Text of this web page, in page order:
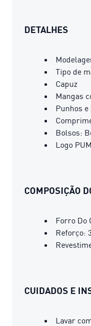
DETALHES
Tipo de
Capuz
Mangas
Punhos
Bolsos:
Logo
COMPOSIÇÃO
Forro Do
Reforço:
CUIDADOS E
Lavar